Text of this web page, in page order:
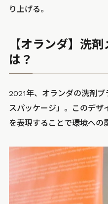
り上げる。
【オランダ】洗
は？
2021年、オランダの洗剤
スパッケージ」。このデザ
を表現することで環境への